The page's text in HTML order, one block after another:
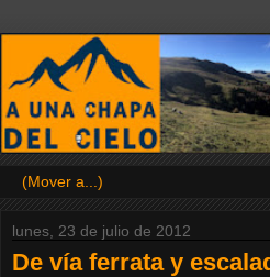
lunes, 23 de julio de 2012
De vía ferrata y